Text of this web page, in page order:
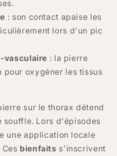
: son contact apaise les
lors d'un pic
vasculaire : la pierre
pour oxygéner les tissus
sur le thorax détend
souffle. Lors d'épisodes
une application locale
bienfaits s'inscrivent